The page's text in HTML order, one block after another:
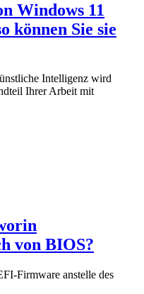
Windows 11
können Sie sie
Intelligenz wird
Ihrer Arbeit mit
von BIOS?
Firmware anstelle des